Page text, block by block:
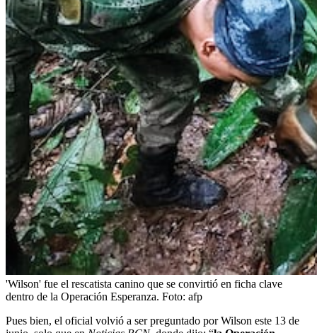
'Wilson' fue el rescatista canino que se convirtió en ficha clave
dentro de la Operación Esperanza. Foto: afp
Pues bien, el oficial volvió a ser preguntado por Wilson este 13 de